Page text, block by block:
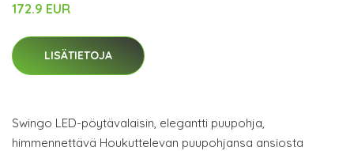
172.9 EUR
LISÄTIETOJA
Swingo LED-pöytävalaisin, elegantti puupohja,
himmennettävä Houkuttelevan puupohjansa ansiosta